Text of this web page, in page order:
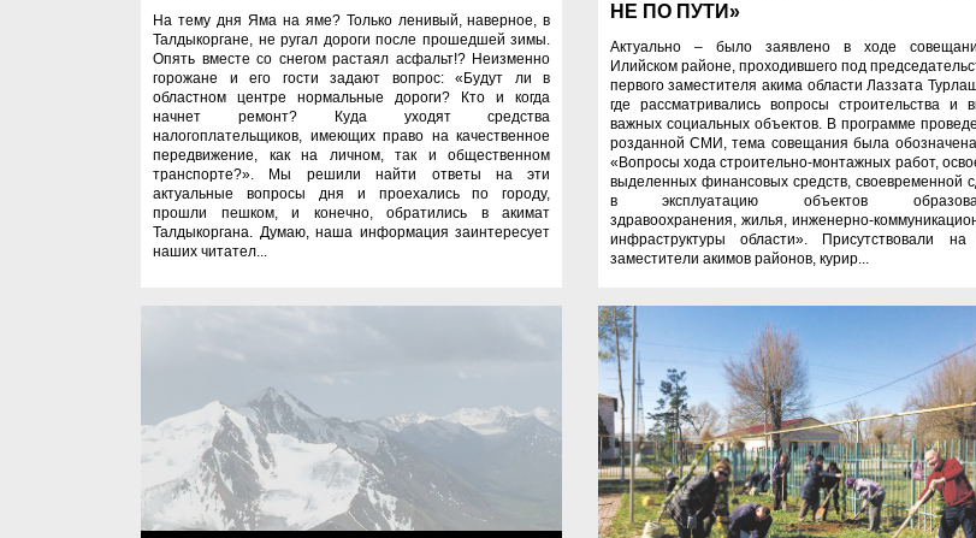
На тему дня Яма на яме? Только ленивый, наверное, в
Талдыкоргане, не ругал дороги после прошедшей зимы.
Опять вместе со снегом растаял асфальт!? Неизменно
горожане и его гости задают вопрос: «Будут ли в
областном центре нормальные дороги? Кто и когда
начнет ремонт? Куда уходят средства
налогоплательщиков, имеющих право на качественное
передвижение, как на личном, так и общественном
транспорте?». Мы решили найти ответы на эти
актуальные вопросы дня и проехались по городу,
прошли пешком, и конечно, обратились в акимат
Талдыкоргана. Думаю, наша информация заинтересует
наших читател...
НЕ ПО ПУТИ»
Актуально – было заявлено в ходе
Илийском районе, проходившего под
первого заместителя акима области Лаззата
где рассматривались вопросы строительства и
важных социальных объектов. В программе
розданной СМИ, тема совещания была обозначена
«Вопросы хода строительно-монтажных работ,
выделенных финансовых средств, своевременной
в эксплуатацию объектов
здравоохранения, жилья, инженерно-
инфраструктуры области». Присутствовали
заместители акимов районов, курир...